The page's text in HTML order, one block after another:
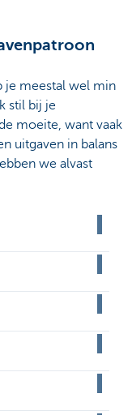
je meestal wel min
stil bij je
moeite, want vaak
uitgaven in balans
we alvast